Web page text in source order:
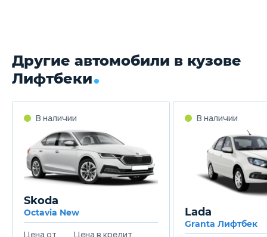
Другие автомобили в кузове
Лифтбеки
Skoda
Octavia New Lada
Granta Лифтбек